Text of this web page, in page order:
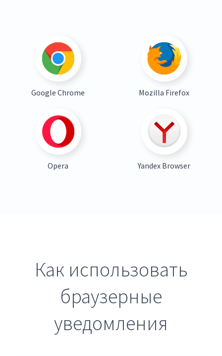
Google Chrome Mozilla Firefox
Opera Yandex Browser
Как использовать
браузерные
уведомления